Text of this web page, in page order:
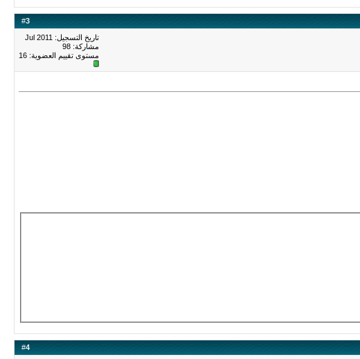
#3
تاريخ التسجيل: Jul 2011
مشاركة: 98
مستوى تقييم العضوية: 16
#4